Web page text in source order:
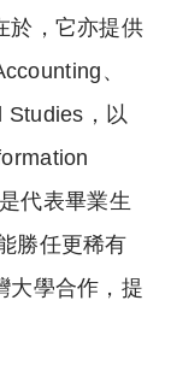
於，它亦提供
、
Studies，以
代表畢業生
勝任更稀有
大學合作，提